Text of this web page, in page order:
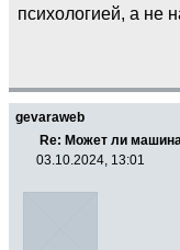
психологией, а не
gevaraweb
Re: Может ли
03.10.2024, 13:01